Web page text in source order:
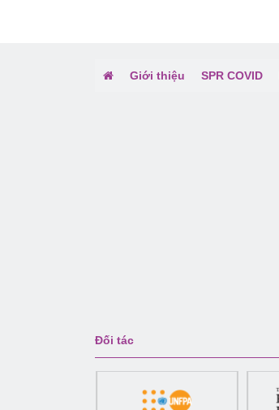
Giới thiệu SPR COVID
Đối tác